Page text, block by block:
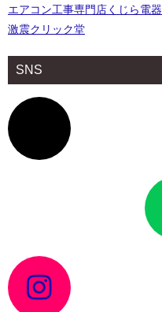
エアコン工事専門店くじら電器
激震クリック堂
SNS
イ
コ
ン
リ
イ
コ
ン
リ
イ
コ
ン
リ